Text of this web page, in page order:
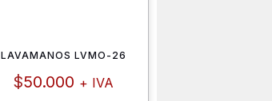
LAVAMANOS LVMO-26
$50.000 + IVA